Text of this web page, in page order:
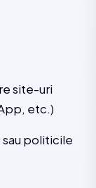
site-uri
etc.)
politicile